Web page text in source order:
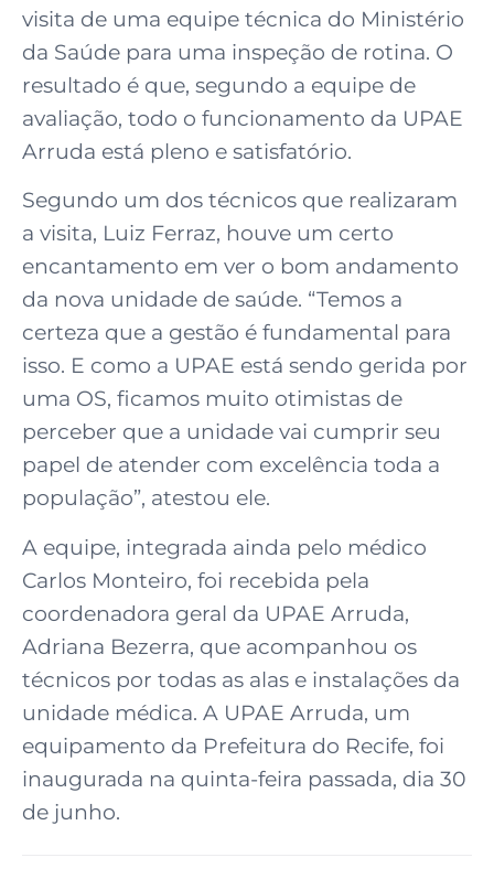
visita de uma equipe técnica do Ministério
da Saúde para uma inspeção de rotina. O
resultado é que, segundo a equipe de
avaliação, todo o funcionamento da UPAE
Arruda está pleno e satisfatório.
Segundo um dos técnicos que realizaram
a visita, Luiz Ferraz, houve um certo
encantamento em ver o bom andamento
da nova unidade de saúde. “Temos a
certeza que a gestão é fundamental para
isso. E como a UPAE está sendo gerida por
uma OS, ficamos muito otimistas de
perceber que a unidade vai cumprir seu
papel de atender com excelência toda a
população”, atestou ele.
A equipe, integrada ainda pelo médico
Carlos Monteiro, foi recebida pela
coordenadora geral da UPAE Arruda,
Adriana Bezerra, que acompanhou os
técnicos por todas as alas e instalações da
unidade médica. A UPAE Arruda, um
equipamento da Prefeitura do Recife, foi
inaugurada na quinta-feira passada, dia 30
de junho.